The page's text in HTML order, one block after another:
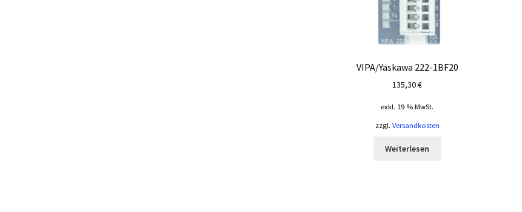
VIPA/Yaskawa 222-1BF20
135,30€
exkl. 19 % MwSt.
zzgl. Versandkosten
Weiterlesen